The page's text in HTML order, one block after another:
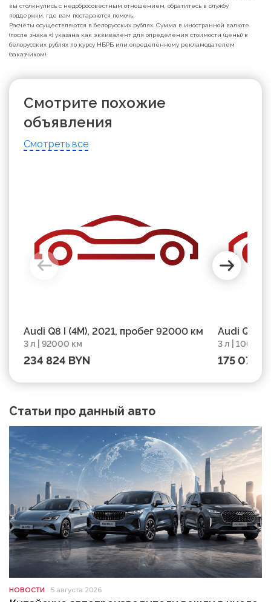
вы столкнулись с недобросовестным отношением, обратитесь в службу
поддержки, где вам постараются помочь.
Расчёты осуществляются в белорусских рублях. Сумма в иностранной валюте
(после знака ≈) указана как эквивалент для определения стоимости (цены) в
белорусских рублях по курсу НБРБ или определённому рекламодателем
(заказчиком).
Смотрите похожие
объявления
Смотреть все
Audi Q8 I (4M), 2021, пробег 92000 км
3 л | 92000 км
234 824 BYN
Audi Q8 I
3 л | 106500
175 075
Статьи про данный авто
НОВОСТИ 5 августа 2026